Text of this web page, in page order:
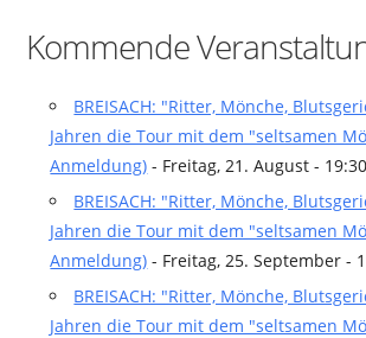
Kommende
BREISACH: "Ritter, Mönche,
Jahren die Tour mit dem "seltsamen
Anmeldung) - Freitag, 21. August -
BREISACH: "Ritter, Mönche,
Jahren die Tour mit dem "seltsamen
Anmeldung) - Freitag, 25. September -
BREISACH: "Ritter, Mönche,
Jahren die Tour mit dem "seltsamen